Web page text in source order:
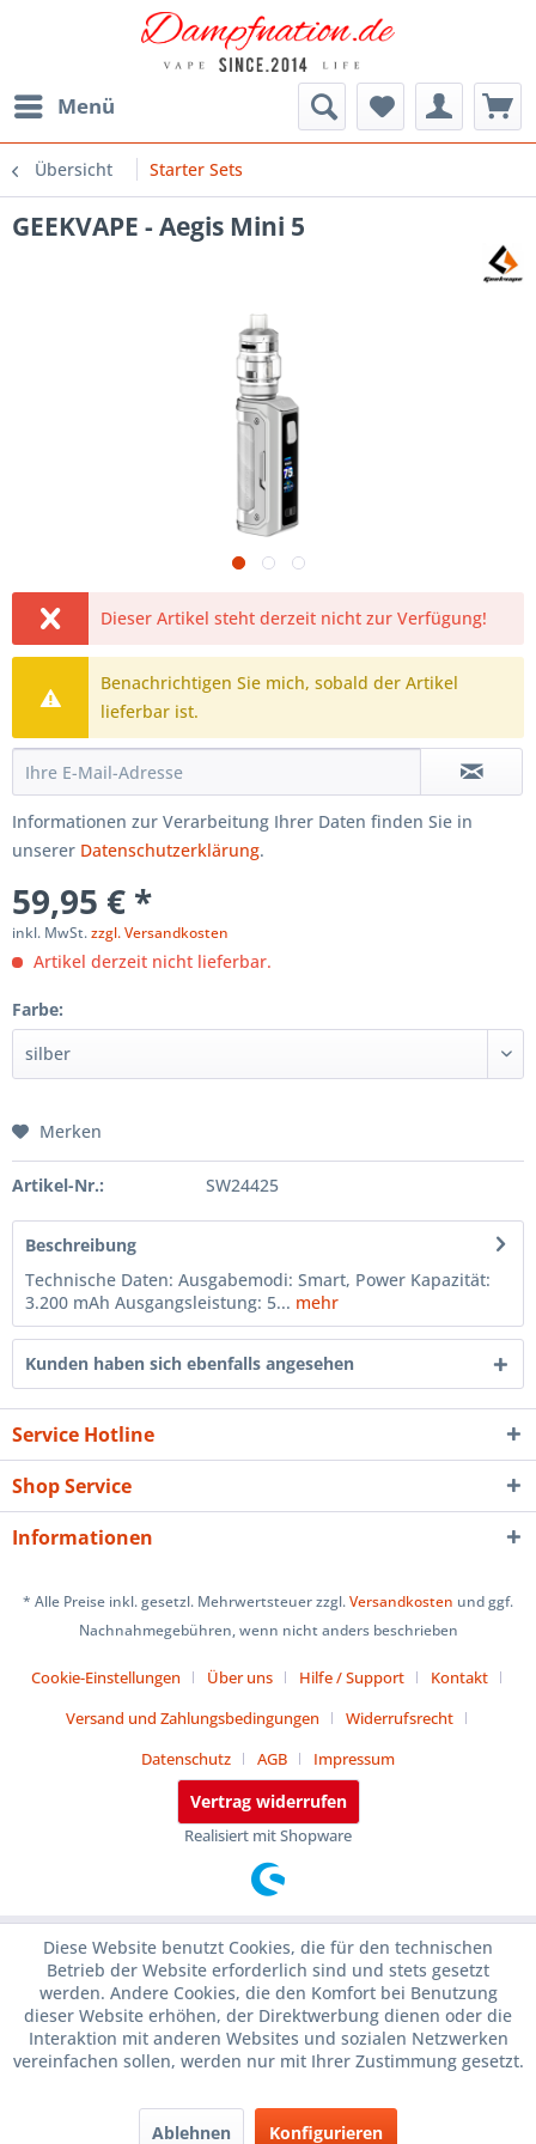
Menü
Übersicht Starter Sets
GEEKVAPE - Aegis Mini 5
Dieser Artikel steht derzeit nicht zur Verfügung!
Benachrichtigen Sie mich, sobald der Artikel
lieferbar ist.
Informationen zur Verarbeitung Ihrer Daten finden Sie in
unserer Datenschutzerklärung.
59,95 € *
inkl. MwSt.zzgl. Versandkosten
Artikel derzeit nicht lieferbar.
Farbe:
Merken
Artikel-Nr.: SW24425
Beschreibung
Technische Daten: Ausgabemodi: Smart, Power Kapazität:
3.200 mAh Ausgangsleistung: 5... mehr
Kunden haben sich ebenfalls angesehen
Service Hotline
Shop Service
Informationen
* Alle Preise inkl. gesetzl. Mehrwertsteuer zzgl.Versandkosten und ggf.
Nachnahmegebühren, wenn nicht anders beschrieben
Cookie-Einstellungen Über uns Hilfe / Support
Kontakt
Versand und Zahlungsbedingungen
Widerrufsrecht
Datenschutz
AGB Impressum
Vertrag widerrufen
Realisiert mit Shopware
Diese Website benutzt Cookies, die für den technischen
Betrieb der Website erforderlich sind und stets gesetzt
werden. Andere Cookies, die den Komfort bei Benutzung
dieser Website erhöhen, der Direktwerbung dienen oder die
Interaktion mit anderen Websites und sozialen Netzwerken
vereinfachen sollen, werden nur mit Ihrer Zustimmung gesetzt.
Ablehnen Konfigurieren